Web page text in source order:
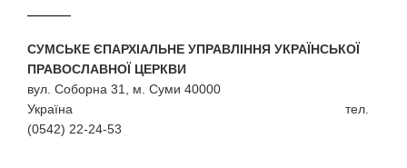
СУМСЬКЕ ЄПАРХІАЛЬНЕ УПРАВЛІННЯ УКРАЇНСЬКОЇ
ПРАВОСЛАВНОЇ ЦЕРКВИ
вул. Соборна 31, м. Суми 40000
Україна тел.
(0542) 22-24-53